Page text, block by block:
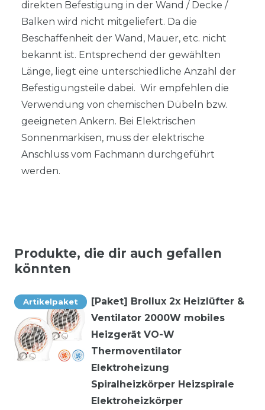
direkten Befestigung in der Wand / Decke /
Balken wird nicht mitgeliefert. Da die
Beschaffenheit der Wand, Mauer, etc. nicht
bekannt ist. Entsprechend der gewählten
Länge, liegt eine unterschiedliche Anzahl der
Befestigungsteile dabei. Wir empfehlen die
Verwendung von chemischen Dübeln bzw.
geeigneten Ankern. Bei Elektrischen
Sonnenmarkisen, muss der elektrische
Anschluss vom Fachmann durchgeführt
werden.
Produkte, die dir auch gefallen
könnten
Artikelpaket
[Paket] Brollux 2x Heizlüfter &
Ventilator 2000W mobiles
Heizgerät VO-W
Thermoventilator
Elektroheizung
Spiralheizkörper Heizspirale
Elektroheizkörper